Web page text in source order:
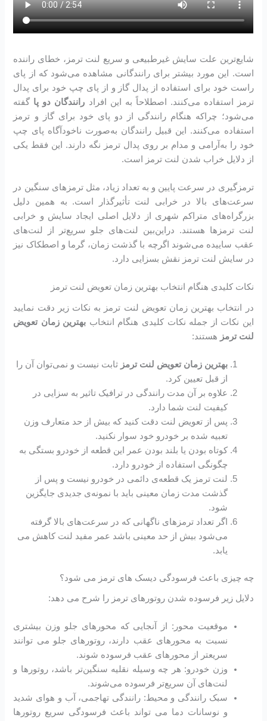
شایع‌ترین علت سایش غیرطبیعی و سریع لنت ترمز، خطای راننده
است. این مورد بیشتر برای رانندگانی مشاهده می‌شود که از پای
راست خود برای استفاده از پدال گاز و از پای چپ خود برای پدال
ترمز استفاده می‌کنند. اصطلاحاً به این افرادرانندگان دو پاگفته
می‌شود؛ چراکه هنگام رانندگی از دو پای خود برای گاز و ترمز
استفاده می‌کنند. این قبیل رانندگان به‌صورت ناخودآگاه پای چپ
خود را به‌آرامی و مدام بر روی پدال ترمز نگه دارند. این فقط یکی
از دلایل خراب شدن لنت ترمز است.
ترمزگیری در سرعت پایین و به تعداد زیاد، مثل ترمزهای سنگین در
سرعت‌های بالا در خرابی لنت تأثیرگذار است. به همین دلیل
بزرگراه‌های متراکم شهری از دلایل اصلی ایجاد سایش و خرابی
لنت ترمزها هستند. دراین‌بین لنت‌های جلو سریع‌تر از لنت‌های
عقب ساییده می‌شوند اگرچه با گذشت زمان، گرما و اصطکاک نیز
در سایش لنت ترمز نقش بسزایی دارد.
نکات کلیدی هنگام انتخاب بهترین زمان تعویض لنت ترمز
در انتخاب بهترین زمان تعویض لنت ترمز به نکات زیر دقت نمایید
این نکات از جمله نکات کلیدی هنگام انتخاببهترین زمان تعویض
لنت ترمزهستند:
بهترین زمان تعویض لنت ترمزثابت نیست و نمی‌توان آن را
از قبل تعیین کرد.
علاوه بر آن مدت رانندگی در ترافیک تاثیر به سزایی در
کیفیت لنت شما دارد.
پس از تعویض لنت دقت کنید که بیش از حد متعارف وزن
تعبیه شده بر خودرو خود سوار نکنید.
کوتاه بودن یا بلند بودن عمر این قطعه از خودرو بستگی به
چگونگی استفاده از خودرو دارد.
لنت ترمز یک قطعه‌ی دائمی در خودرو نیست و پس از
گذشت مدت زمان معینی باید با نمونه‌ی جدیدی جایگزین
شود.
اگر تعداد ترمزهای ناگهانی که در سرعت‌های بالا گرفته
می‌شود بیش از حد معینی باشد عمر مفید لنت کاهش می
یابد.
چه چیزی باعث فرسودگی دیسک های ترمز می شود؟
دلایل زیر فرسوده شدن روتورهای ترمز را شرح می دهد:
موقعیت محور: از آنجایی که محورهای جلو وزن بیشتری
نسبت به محورهای عقب دارند، روتورهای جلو می توانند
سریعتر از محورهای عقب فرسوده شوند.
وزن خودرو: هر چه وسیله نقلیه سنگین‌تر باشد، روتورها و
لنت‌های آن سریع‌تر فرسوده می‌شوند.
سبک رانندگی و محیط: رانندگی تهاجمی، آب و هوای شدید
و نوسانات دما می تواند باعث فرسودگی سریع روتورها